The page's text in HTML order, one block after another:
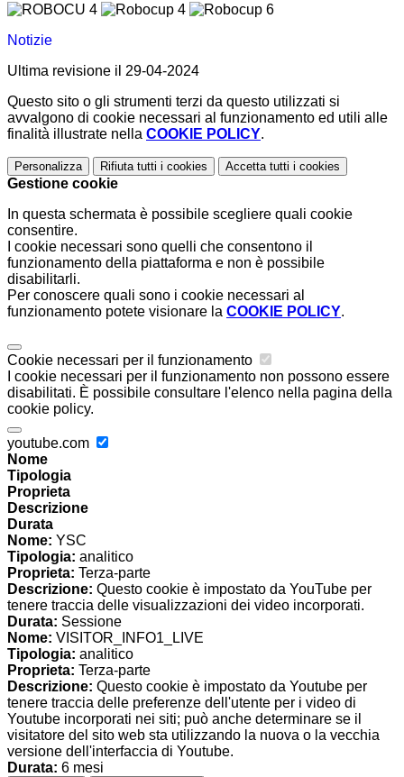
Notizie
Ultima revisione il 29-04-2024
Questo sito o gli strumenti terzi da questo utilizzati si
avvalgono di cookie necessari al funzionamento ed utili alle
finalità illustrate nella COOKIE POLICY.
Personalizza Rifiuta tutti i cookies Accetta tutti i cookies
Gestione cookie
In questa schermata è possibile scegliere quali cookie
consentire.
I cookie necessari sono quelli che consentono il
funzionamento della piattaforma e non è possibile
disabilitarli.
Per conoscere quali sono i cookie necessari al
funzionamento potete visionare la COOKIE POLICY.
Cookie necessari per il funzionamento
I cookie necessari per il funzionamento non possono essere
disabilitati. È possibile consultare l'elenco nella pagina della
cookie policy.
youtube.com
Nome
Tipologia
Proprieta
Descrizione
Durata
Nome: YSC
Tipologia: analitico
Proprieta: Terza-parte
Descrizione: Questo cookie è impostato da YouTube per
tenere traccia delle visualizzazioni dei video incorporati.
Durata: Sessione
Nome: VISITOR_INFO1_LIVE
Tipologia: analitico
Proprieta: Terza-parte
Descrizione: Questo cookie è impostato da Youtube per
tenere traccia delle preferenze dell'utente per i video di
Youtube incorporati nei siti; può anche determinare se il
visitatore del sito web sta utilizzando la nuova o la vecchia
versione dell'interfaccia di Youtube.
Durata: 6 mesi